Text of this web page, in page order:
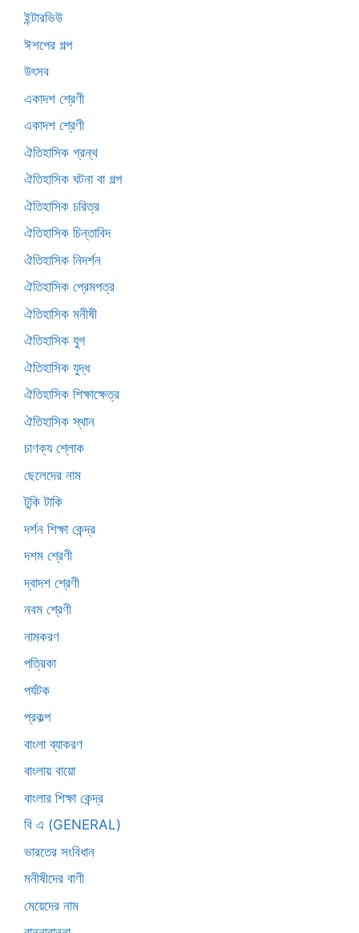
ইন্টারভিউ
ঈশপের গল্প
উৎসব
একাদশ শ্রেণী
একাদশ শ্রেণী
ঐতিহাসিক গ্রন্থ
ঐতিহাসিক ঘটনা বা গল্প
ঐতিহাসিক চরিত্র
ঐতিহাসিক চিন্তাবিদ
ঐতিহাসিক নিদর্শন
ঐতিহাসিক প্রেমপত্র
ঐতিহাসিক মনীষী
ঐতিহাসিক যুগ
ঐতিহাসিক যুদ্ধ
ঐতিহাসিক শিক্ষাক্ষেত্র
ঐতিহাসিক স্থান
চাণক্য শ্লোক
ছেলেদের নাম
টুকি টাকি
দর্শন শিক্ষা কেন্দ্র
দশম শ্রেণী
দ্বাদশ শ্রেণী
নবম শ্রেণী
নামকরণ
পত্রিকা
পর্যটক
প্রকল্প
বাংলা ব্যাকরণ
বাংলায় বায়ো
বাংলার শিক্ষা কেন্দ্র
বি এ (GENERAL)
ভারতের সংবিধান
মনীষীদের বাণী
মেয়েদের নাম